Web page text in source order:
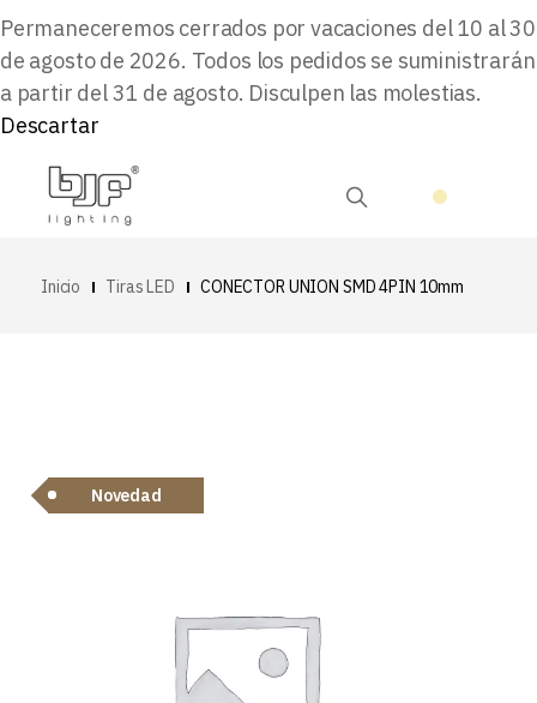
Permaneceremos cerrados por vacaciones del 10 al 30
de agosto de 2026. Todos los pedidos se suministrarán
a partir del 31 de agosto. Disculpen las molestias.
Descartar
Inicio Tiras LED CONECTOR UNION SMD 4PIN 10mm
Novedad